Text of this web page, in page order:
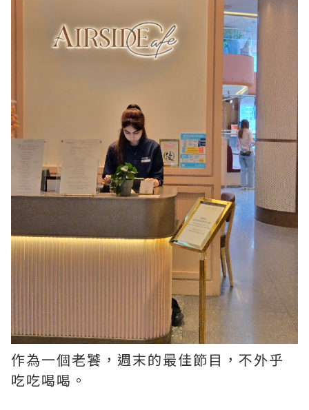
作為一個老饕，週末的最佳節目，不外乎
吃吃喝喝。